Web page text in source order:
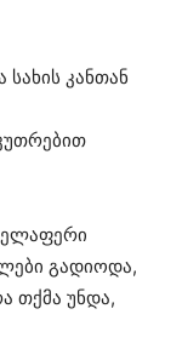
კანთან
გადიოდა,
თქმა უნდა,